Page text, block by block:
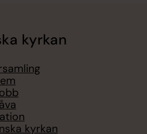
kyrkan
kyrkan